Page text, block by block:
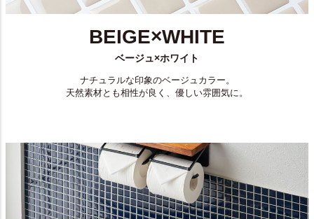
BEIGE×WHITE
ベージュ×ホワイト
ナチュラルな印象のベージュカラー。
天然素材とも相性が良く、優しい雰囲気に。